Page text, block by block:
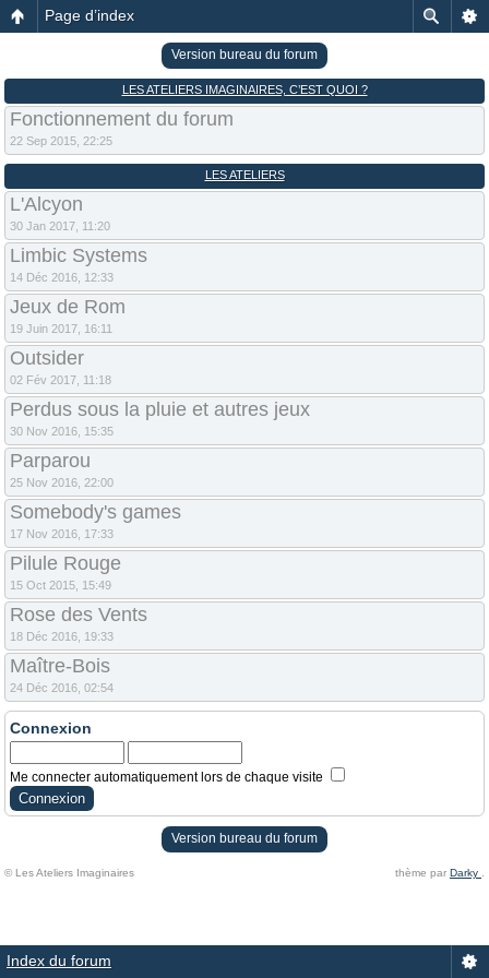
Page d’index
Version bureau du forum
LES ATELIERS IMAGINAIRES, C’EST QUOI ?
Fonctionnement du forum
22 Sep 2015, 22:25
LES ATELIERS
L'Alcyon
30 Jan 2017, 11:20
Limbic Systems
14 Déc 2016, 12:33
Jeux de Rom
19 Juin 2017, 16:11
Outsider
02 Fév 2017, 11:18
Perdus sous la pluie et autres jeux
30 Nov 2016, 15:35
Parparou
25 Nov 2016, 22:00
Somebody's games
17 Nov 2016, 17:33
Pilule Rouge
15 Oct 2015, 15:49
Rose des Vents
18 Déc 2016, 19:33
Maître-Bois
24 Déc 2016, 02:54
Connexion
Me connecter automatiquement lors de chaque visite
Version bureau du forum
© Les Ateliers Imaginaires thème par Darky
Index du forum